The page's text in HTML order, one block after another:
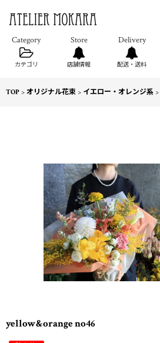
カテゴリ 店舗情報 配送・送料
TOP > オリジナル花束 > イエロー・オレンジ系 >
yellow&orange no46